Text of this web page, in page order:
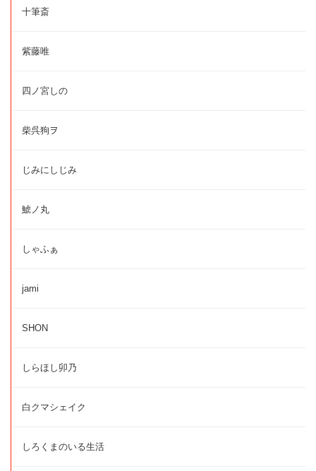
十筆斎
紫藤唯
四ノ宮しの
柴呉狗ヲ
じみにしじみ
鯱ノ丸
しゃふぁ
jami
SHON
しらほし卯乃
白クマシェイク
しろくまのいる生活